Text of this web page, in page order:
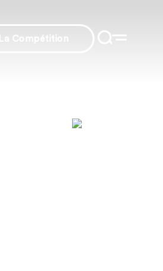
La Compétition